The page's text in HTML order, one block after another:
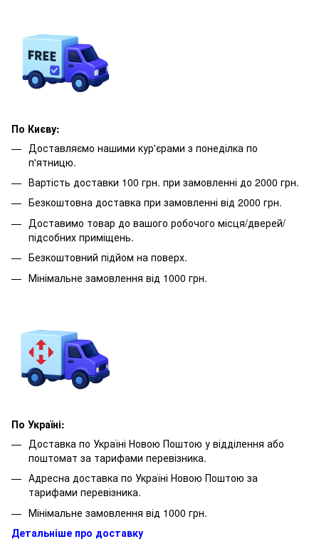
По Києву:
Доставляємо нашими кур'єрами з понеділка по
п'ятницю.
Вартість доставки 100 грн. при замовленні до 2000 грн.
Безкоштовна доставка при замовленні від 2000 грн.
Доставимо товар до вашого робочого місця/дверей/
підсобних приміщень.
Безкоштовний підйом на поверх.
Мінімальне замовлення від 1000 грн.
По Україні:
Доставка по Україні Новою Поштою у відділення або
поштомат за тарифами перевізника.
Адресна доставка по Україні Новою Поштою за
тарифами перевізника.
Мінімальне замовлення від 1000 грн.
Детальніше про доставку